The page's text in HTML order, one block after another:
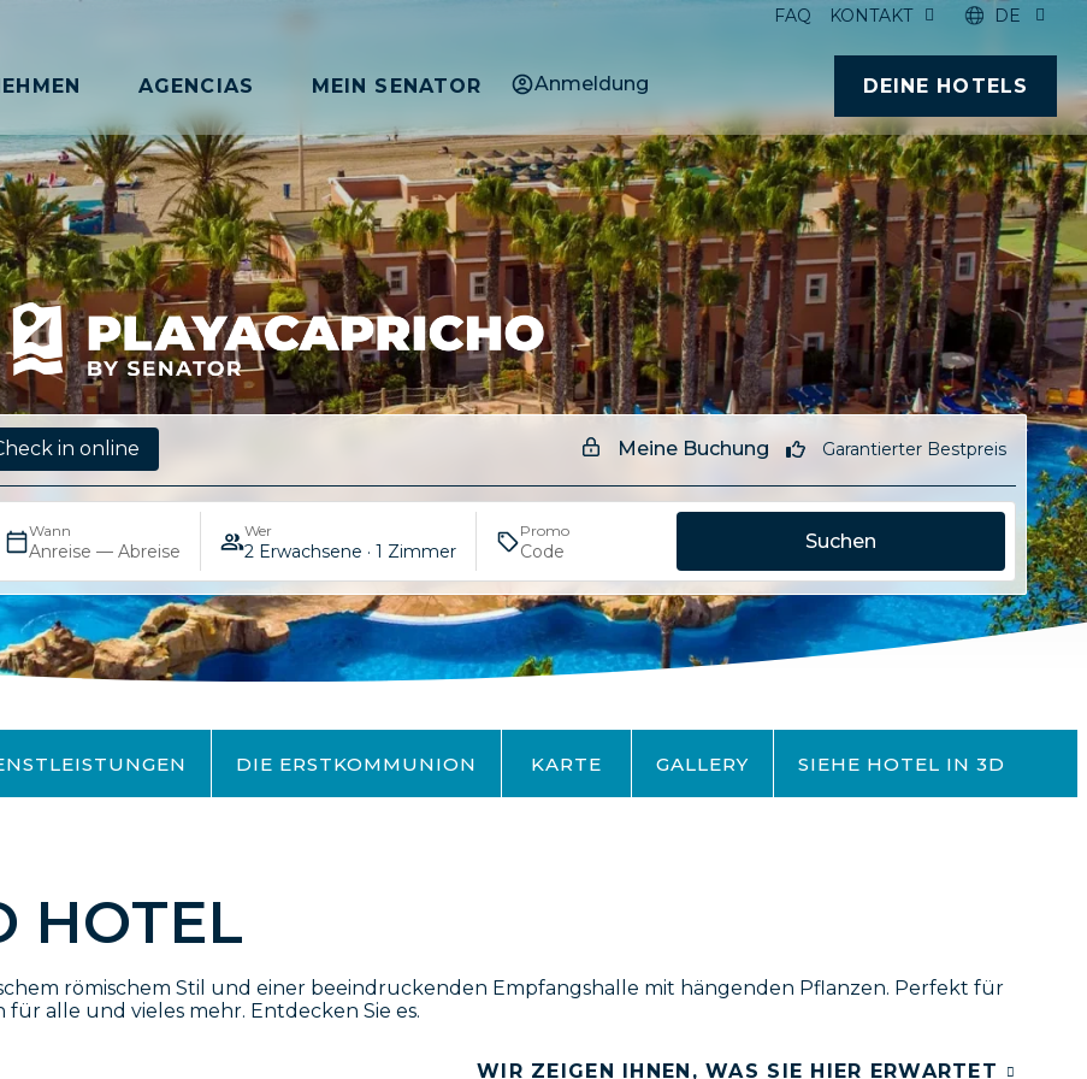
FAQ KONTAKT DE
AGENCIAS MEIN SENATOR Anmeldung DEINE HOTELS
in online Meine Buchung Garantierter Bestpreis
Wann
Anreise — Abreise
Wer
2 Erwachsene · 1 Zimmer
Promo Suchen
DIE ERSTKOMMUNION KARTE GALLERY SIEHE HOTEL IN 3D
HOTEL
römischem Stil und einer beeindruckenden Empfangshalle mit hängenden Pflanzen. Perfekt für
alle und vieles mehr. Entdecken Sie es.
WIR ZEIGEN IHNEN, WAS SIE HIER ERWARTET